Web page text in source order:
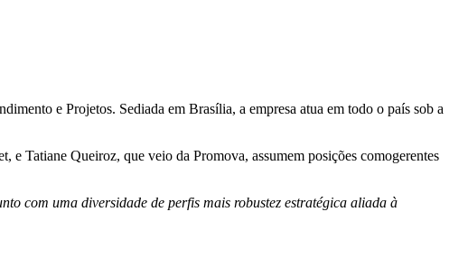
e Projetos. Sediada em Brasília, a empresa atua em todo o país sob a
Tatiane Queiroz, que veio da Promova, assumem posições comogerentes
com uma diversidade de perfis mais robustez estratégica aliada à